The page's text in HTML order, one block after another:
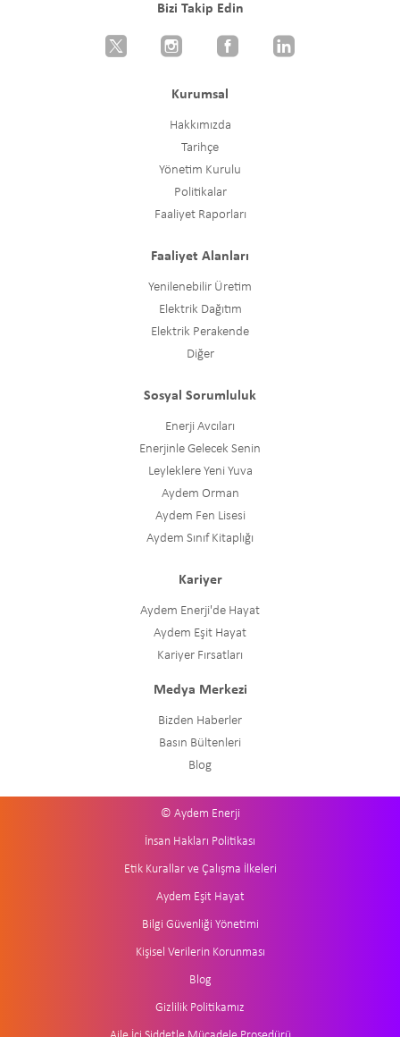
Bizi Takip Edin
Kurumsal
Hakkımızda
Tarihçe
Yönetim Kurulu
Politikalar
Faaliyet Raporları
Faaliyet Alanları
Yenilenebilir Üretim
Elektrik Dağıtım
Elektrik Perakende
Diğer
Sosyal Sorumluluk
Enerji Avcıları
Enerjinle Gelecek Senin
Leyleklere Yeni Yuva
Aydem Orman
Aydem Fen Lisesi
Aydem Sınıf Kitaplığı
Kariyer
Aydem Enerji'de Hayat
Aydem Eşit Hayat
Kariyer Fırsatları
Medya Merkezi
Bizden Haberler
Basın Bültenleri
Blog
© Aydem Enerji
İnsan Hakları Politikası
Etik Kurallar ve Çalışma İlkeleri
Aydem Eşit Hayat
Bilgi Güvenliği Yönetimi
Kişisel Verilerin Korunması
Blog
Gizlilik Politikamız